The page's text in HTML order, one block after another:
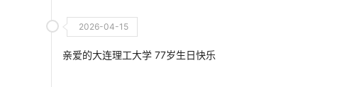
2026-04-15
亲爱的大连理工大学 77岁生日快乐